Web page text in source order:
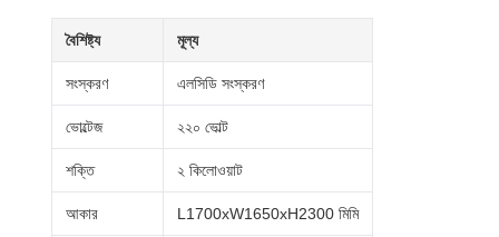
বৈশিষ্ট্য মূল্য
সংস্করণ এলসিডি সংস্করণ
ভোল্টেজ ২২০ ভোল্ট
শক্তি ২ কিলোওয়াট
আকার L1700xW1650xH2300 মিমি